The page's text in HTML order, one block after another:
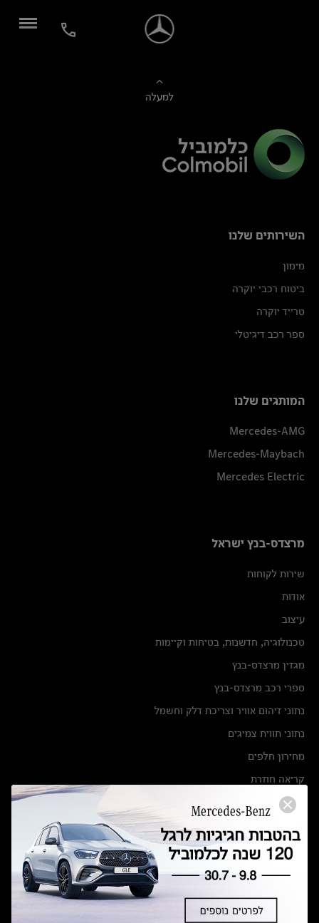
למעלה
השירותים שלנו
מימון
ביטוח רכבי יוקרה
טרייד יוקרה
ספר רכב דיגיטלי
המותגים שלנו
Mercedes-AMG
Mercedes-Maybach
Mercedes Electric
מרצדס-בנץ ישראל
שירות לקוחות
אודות
עיצוב
טכנולוגיה, חדשנות, בטיחות וקיימות
מגזין מרצדס-בנץ
ספרי רכב מרצדס-בנץ
נתוני זיהום אוויר וצריכת דלק וחשמל
נתוני תווית צמיגים
מחירון חלפים
קריאה חוזרת
הודעה על הטבות לרכבי מרצדס בהסדר פשרה בתצ 56447-02-19
תקנון ימי מכירות 120 לכלמוביל
מצאו אותנו